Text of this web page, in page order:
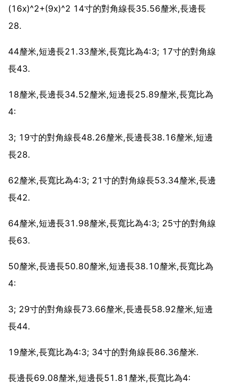
(16x)^2+(9x)^2 14寸的對角線長35.56釐米,長邊長
28.
44釐米,短邊長21.33釐米,長寬比為4:3; 17寸的對角線
長43.
18釐米,長邊長34.52釐米,短邊長25.89釐米,長寬比為
4:
3; 19寸的對角線長48.26釐米,長邊長38.16釐米,短邊
長28.
62釐米,長寬比為4:3; 21寸的對角線長53.34釐米,長邊
長42.
64釐米,短邊長31.98釐米,長寬比為4:3; 25寸的對角線
長63.
50釐米,長邊長50.80釐米,短邊長38.10釐米,長寬比為
4:
3; 29寸的對角線長73.66釐米,長邊長58.92釐米,短邊
長44.
19釐米,長寬比為4:3; 34寸的對角線長86.36釐米.
長邊長69.08釐米,短邊長51.81釐米,長寬比為4: